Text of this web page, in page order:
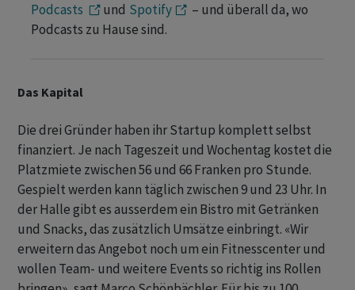
Podcasts
und Spotify
– und überall da, wo
Podcasts zu Hause sind.
Das Kapital
Die drei Gründer haben ihr Startup komplett selbst
finanziert. Je nach Tageszeit und Wochentag kostet die
Platzmiete zwischen 56 und 66 Franken pro Stunde.
Gespielt werden kann täglich zwischen 9 und 23 Uhr. In
der Halle gibt es ausserdem ein Bistro mit Getränken
und Snacks, das zusätzlich Umsätze einbringt. «Wir
erweitern das Angebot noch um ein Fitnesscenter und
wollen Team- und weitere Events so richtig ins Rollen